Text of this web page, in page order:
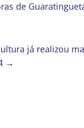
de
já realizou
→